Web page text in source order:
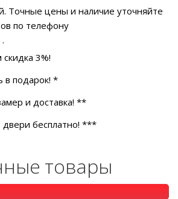
Точные цены и наличие уточняйте
по телефону
.
3%!
в подарок! *
и доставка! **
бесплатно! ***
товары